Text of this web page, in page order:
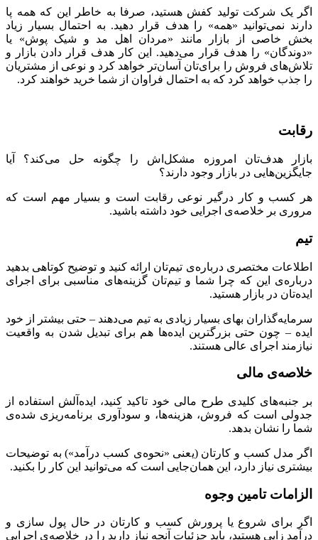
اگر یک شرکت تولید کفش هستید، صرفا به خاطر این که همه‌ پا
دارند نمی‌توانید «همه» را هدف قرار دهید. به احتمال بسیار زیاد
بخش خاصی از بازار مانند «مردان اهل مد و شیک پوش» یا
«دوندگان» را هدف قرار می‌دهید. این کار هدف قرار دادن بازار و
تلاش‌های فروش را برای‌تان آسان‌تر خواهد کرد و نوعی از مشتریان
را جذب خواهد کرد که به احتمال فراوان از شما خرید خواهند کرد.
رقابت
بازار هدف‌تان امروزه مشکل‌اش را چگونه حل می‌کند؟ آیا
جایگزین‌هایی در بازار وجود دارند؟
هر کسب و کار درگیر نوعی رقابت است و بسیار مهم است که
مروری بر خلاصه‌ی اجرایی خود داشته باشید.
تیم
اطلاعات مختصری درباره‌ی تیم‌تان ارائه کنید و توضیح کوتاهی بدهید
درباره‌ی این که چرا شما و تیم‌تان گزینه‌های مناسبی برای اجرای
ایده‌تان در بازار هستید.
سرمایه‌گذاران بهای بسیار زیادی به تیم می‌دهند – حتی بیشتر از خود
ایده – چون حتی بزرگترین ایده‌ها هم برای تبدیل شدن به واقعیت
نیازمند اجرای عالی هستند.
خلاصه‌ی مالی
بر جنبه‌های کلیدی طرح مالی خود تاکید کنید، ایده‌آلش استفاده از
جدولی است که فروش‌، هزینه‌ها، و سودآوری برنامه‌ریزی شده‌ی
شما را نشان بدهد.
اگر مدل کسب و کارتان (یعنی «نحوه‌ی کسب درآمد») به توضیحات
بیشتری نیاز دارد، این همان‌جایی است که می‌توانید این کار را بکنید.
الزامات تامین وجوه
اگر برای شروع یا پرورش کسب و کارتان در حال پول سازی و
درآمد زایی هستید، باید جزئیات آنچه نیاز دارید را در خلاصه‌ی اجرایی